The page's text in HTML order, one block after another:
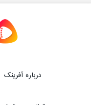
درباره آفرینک